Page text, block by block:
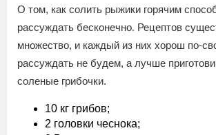
О том, как солить рыжики горячим
рассуждать бесконечно. Рецептов
множество, и каждый из них хорош по-
рассуждать не будем, а лучше
соленые грибочки.
10 кг грибов;
2 головки чеснока;